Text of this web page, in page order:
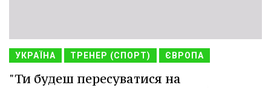
УКРАЇНА ТРЕНЕР (СПОРТ) ЄВРОПА
"Ти будеш пересуватися на